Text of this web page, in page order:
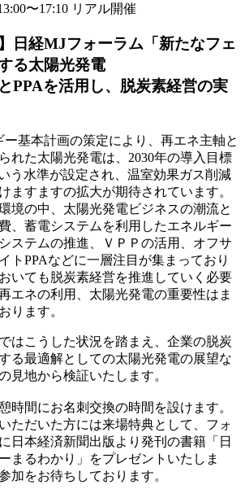
〜17:10 リアル開催
日経MJフォーラム「新たなフェ
る太陽光発電
PPAを活用し、脱炭素経営の実
ー基本計画の策定により、再エネ主軸と
れた太陽光発電は、2030年の導入目標
う水準が設定され、温室効果ガス削減
ますますの拡大が期待されています。
境の中、太陽光発電ビジネスの潮流と
、蓄電システムを利用したエネルギー
ステムの推進、ＶＰＰの活用、オフサ
トPPAなどに一層注目が集まっており
いても脱炭素経営を推進していく必要
エネの利用、太陽光発電の重要性はま
ります。
はこうした状況を踏まえ、企業の脱炭
る最適解としての太陽光発電の展望な
見地から検証いたします。
時間にお名刺交換の時間を設けます。
ただいた方には来場特典として、フォ
日本経済新聞出版より発刊の書籍「日
まるわかり」をプレゼントいたしま
加をお待ちしております。